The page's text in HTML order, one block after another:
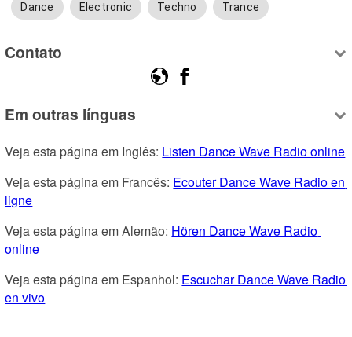
Dance Electronic Techno Trance
Contato
Em outras línguas
Veja esta página em Inglês: Listen Dance Wave Radio online
Veja esta página em Francês: Ecouter Dance Wave Radio en
ligne
Veja esta página em Alemão: Hören Dance Wave Radio
online
Veja esta página em Espanhol: Escuchar Dance Wave Radio
en vivo